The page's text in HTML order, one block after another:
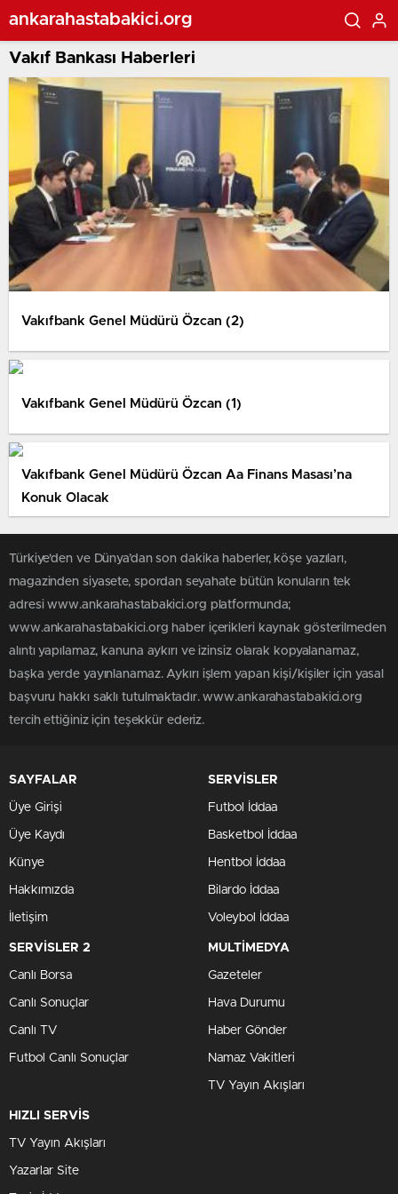
ankarahastabakici.org
Vakıf Bankası Haberleri
Vakıfbank Genel Müdürü Özcan (2)
Vakıfbank Genel Müdürü Özcan (1)
Vakıfbank Genel Müdürü Özcan Aa Finans Masası’na
Konuk Olacak
Türkiye'den ve Dünya’dan son dakika haberler, köşe yazıları,
magazinden siyasete, spordan seyahate bütün konuların tek
adresi www.ankarahastabakici.org platformunda;
www.ankarahastabakici.org haber içerikleri kaynak gösterilmeden
alıntı yapılamaz, kanuna aykırı ve izinsiz olarak kopyalanamaz,
başka yerde yayınlanamaz. Aykırı işlem yapan kişi/kişiler için yasal
başvuru hakkı saklı tutulmaktadır. www.ankarahastabakici.org
tercih ettiğiniz için teşekkür ederiz.
SAYFALAR
Üye Girişi
Üye Kaydı
Künye
Hakkımızda
İletişim
SERVİSLER
Futbol İddaa
Basketbol İddaa
Hentbol İddaa
Bilardo İddaa
Voleybol İddaa
SERVİSLER 2
Canlı Borsa
Canlı Sonuçlar
Canlı TV
Futbol Canlı Sonuçlar
MULTİMEDYA
Gazeteler
Hava Durumu
Haber Gönder
Namaz Vakitleri
TV Yayın Akışları
HIZLI SERVİS
TV Yayın Akışları
Yazarlar Site